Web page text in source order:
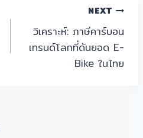
NEXT
วิเคราะห์: ภาษีคาร์บอน
เทรนด์โลกที่ดันยอด E-
Bike ในไทย